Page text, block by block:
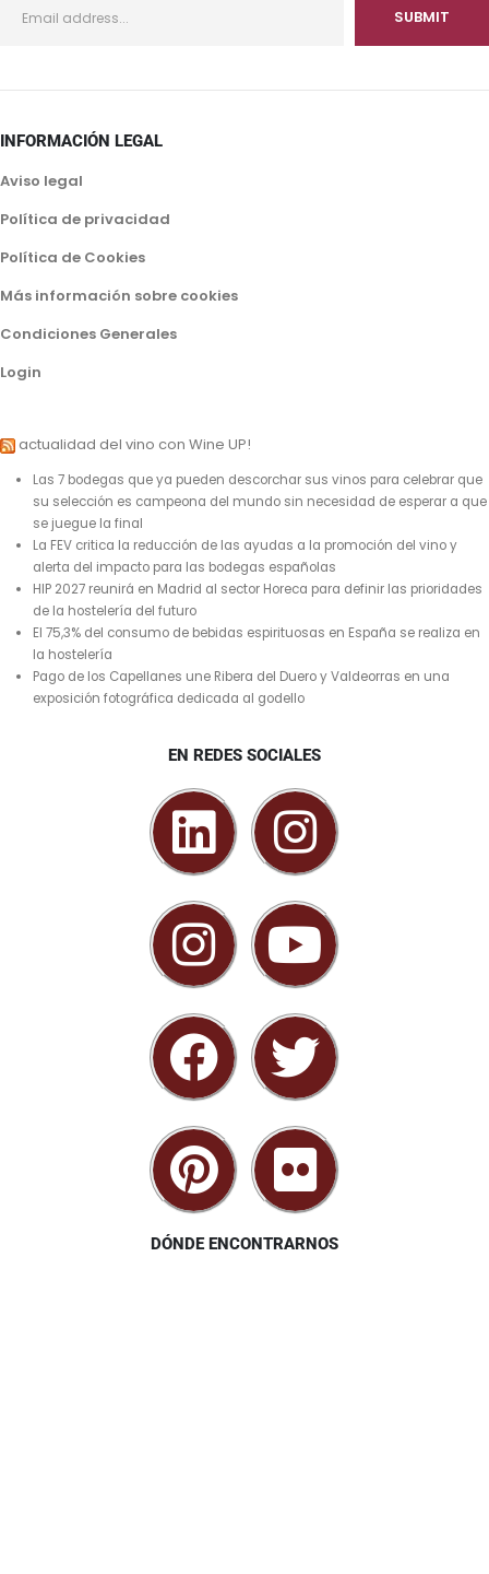
INFORMACIÓN LEGAL
Aviso legal
Política de privacidad
Política de Cookies
Más información sobre cookies
Condiciones Generales
Login
actualidad del vino con Wine UP!
Las 7 bodegas que ya pueden descorchar sus vinos para celebrar que
su selección es campeona del mundo sin necesidad de esperar a que
se juegue la final
La FEV critica la reducción de las ayudas a la promoción del vino y
alerta del impacto para las bodegas españolas
HIP 2027 reunirá en Madrid al sector Horeca para definir las prioridades
de la hostelería del futuro
El 75,3% del consumo de bebidas espirituosas en España se realiza en
la hostelería
Pago de los Capellanes une Ribera del Duero y Valdeorras en una
exposición fotográfica dedicada al godello
EN REDES SOCIALES
DÓNDE ENCONTRARNOS